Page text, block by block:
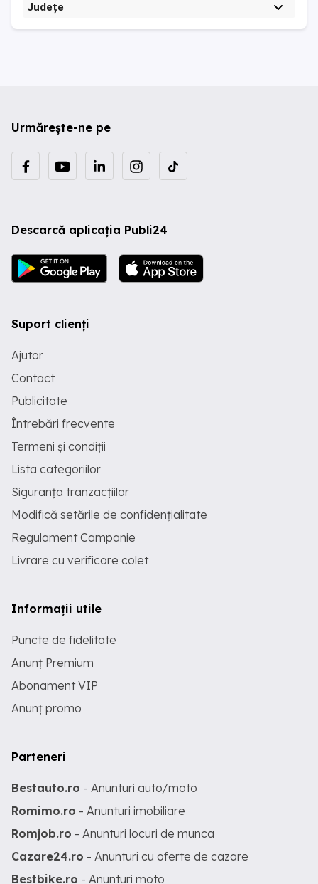
Județe
Urmărește-ne pe
Descarcă aplicația Publi24
Suport clienți
Ajutor
Contact
Publicitate
Întrebări frecvente
Termeni și condiții
Lista categoriilor
Siguranța tranzacțiilor
Modifică setările de confidențialitate
Regulament Campanie
Livrare cu verificare colet
Informații utile
Puncte de fidelitate
Anunț Premium
Abonament VIP
Anunț promo
Parteneri
Bestauto.ro - Anunturi auto/moto
Romimo.ro - Anunturi imobiliare
Romjob.ro - Anunturi locuri de munca
Cazare24.ro - Anunturi cu oferte de cazare
Bestbike.ro - Anunturi moto